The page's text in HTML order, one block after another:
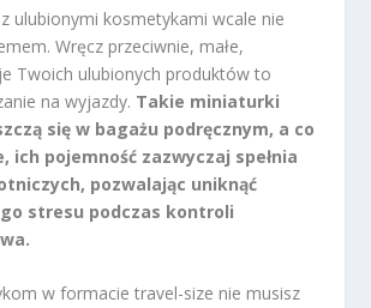
ulubionymi kosmetykami wcale nie
Wręcz przeciwnie, małe,
Twoich ulubionych produktów to
na wyjazdy. Takie miniaturki
się w bagażu podręcznym, a co
ich pojemność zazwyczaj spełnia
pozwalając uniknąć
stresu podczas kontroli
w formacie travel-size nie musisz